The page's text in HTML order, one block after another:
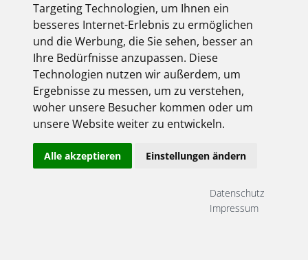
Targeting Technologien, um Ihnen ein
besseres Internet-Erlebnis zu ermöglichen
und die Werbung, die Sie sehen, besser an
Ihre Bedürfnisse anzupassen. Diese
Technologien nutzen wir außerdem, um
Ergebnisse zu messen, um zu verstehen,
woher unsere Besucher kommen oder um
unsere Website weiter zu entwickeln.
Alle akzeptieren Einstellungen ändern
Datenschutz
Impressum